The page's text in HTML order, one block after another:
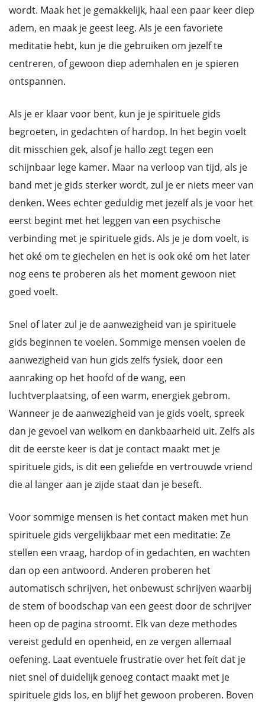
wordt. Maak het je gemakkelijk, haal een paar keer diep
adem, en maak je geest leeg. Als je een favoriete
meditatie hebt, kun je die gebruiken om jezelf te
centreren, of gewoon diep ademhalen en je spieren
ontspannen.
Als je er klaar voor bent, kun je je spirituele gids
begroeten, in gedachten of hardop. In het begin voelt
dit misschien gek, alsof je hallo zegt tegen een
schijnbaar lege kamer. Maar na verloop van tijd, als je
band met je gids sterker wordt, zul je er niets meer van
denken. Wees echter geduldig met jezelf als je voor het
eerst begint met het leggen van een psychische
verbinding met je spirituele gids. Als je je dom voelt, is
het oké om te giechelen en het is ook oké om het later
nog eens te proberen als het moment gewoon niet
goed voelt.
Snel of later zul je de aanwezigheid van je spirituele
gids beginnen te voelen. Sommige mensen voelen de
aanwezigheid van hun gids zelfs fysiek, door een
aanraking op het hoofd of de wang, een
luchtverplaatsing, of een warm, energiek gebrom.
Wanneer je de aanwezigheid van je gids voelt, spreek
dan je gevoel van welkom en dankbaarheid uit. Zelfs als
dit de eerste keer is dat je contact maakt met je
spirituele gids, is dit een geliefde en vertrouwde vriend
die al langer aan je zijde staat dan je beseft.
Voor sommige mensen is het contact maken met hun
spirituele gids vergelijkbaar met een meditatie: Ze
stellen een vraag, hardop of in gedachten, en wachten
dan op een antwoord. Anderen proberen het
automatisch schrijven, het onbewust schrijven waarbij
de stem of boodschap van een geest door de schrijver
heen op de pagina stroomt. Elk van deze methodes
vereist geduld en openheid, en ze vergen allemaal
oefening. Laat eventuele frustratie over het feit dat je
niet snel of duidelijk genoeg contact maakt met je
spirituele gids los, en blijf het gewoon proberen. Boven